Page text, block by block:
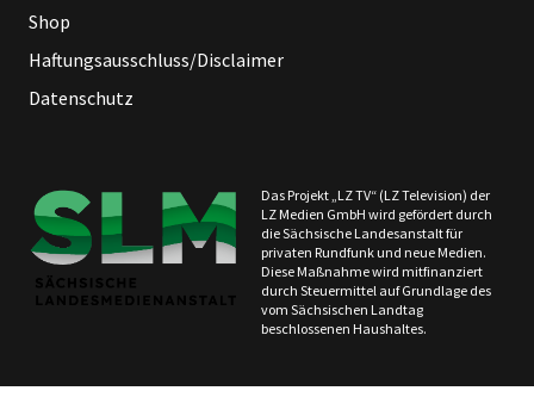
Shop
Haftungsausschluss/Disclaimer
Datenschutz
Das Projekt „LZ TV“ (LZ Television) der
LZ Medien GmbH wird gefördert durch
die Sächsische Landesanstalt für
privaten Rundfunk und neue Medien.
Diese Maßnahme wird mitfinanziert
durch Steuermittel auf Grundlage des
vom Sächsischen Landtag
beschlossenen Haushaltes.